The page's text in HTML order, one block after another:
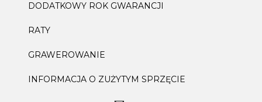
DODATKOWY ROK GWARANCJI
RATY
GRAWEROWANIE
INFORMACJA O ZUŻYTYM SPRZĘCIE